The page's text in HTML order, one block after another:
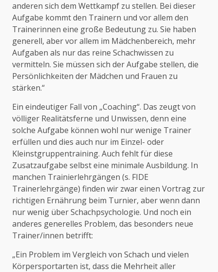
anderen sich dem Wettkampf zu stellen. Bei dieser
Aufgabe kommt den Trainern und vor allem den
Trainerinnen eine große Bedeutung zu. Sie haben
generell, aber vor allem im Mädchenbereich, mehr
Aufgaben als nur das reine Schachwissen zu
vermitteln. Sie müssen sich der Aufgabe stellen, die
Persönlichkeiten der Mädchen und Frauen zu
stärken.“
Ein eindeutiger Fall von „Coaching“. Das zeugt von
völliger Realitätsferne und Unwissen, denn eine
solche Aufgabe können wohl nur wenige Trainer
erfüllen und dies auch nur im Einzel- oder
Kleinstgruppentraining. Auch fehlt für diese
Zusatzaufgabe selbst eine minimale Ausbildung. In
manchen Trainierlehrgängen (s. FIDE
Trainerlehrgänge) finden wir zwar einen Vortrag zur
richtigen Ernährung beim Turnier, aber wenn dann
nur wenig über Schachpsychologie. Und noch ein
anderes generelles Problem, das besonders neue
Trainer/innen betrifft:
„Ein Problem im Vergleich von Schach und vielen
Körpersportarten ist, dass die Mehrheit aller